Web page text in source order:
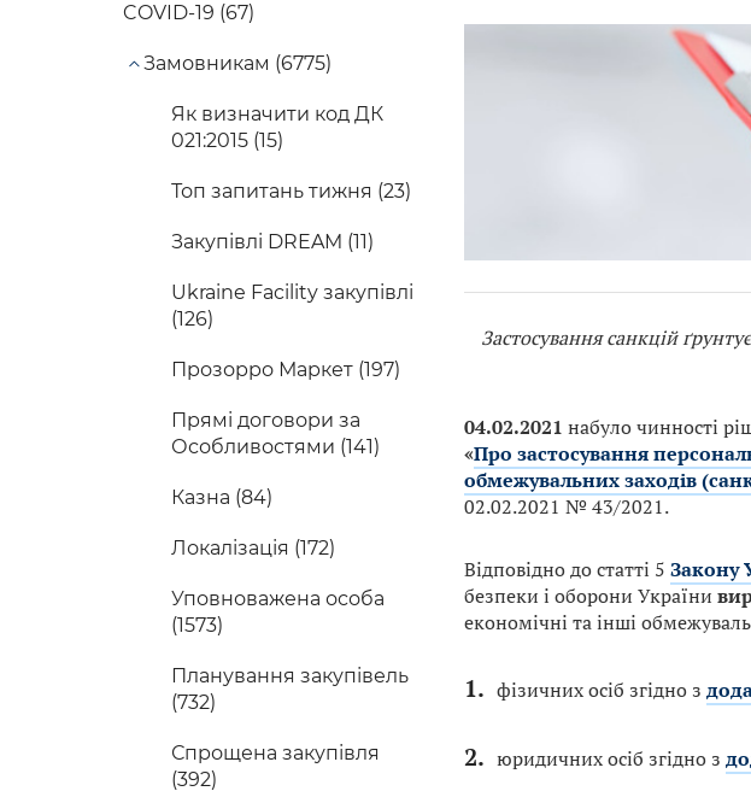
COVID-19 (67)
Замовникам (6775)
Як визначити код ДК
021:2015 (15)
Топ запитань тижня (23)
Закупівлі DREAM (11)
Ukraine Facility закупівлі
(126)
Прозорро Маркет (197)
Прямі договори за
Особливостями (141)
Казна (84)
Локалізація (172)
Уповноважена особа
(1573)
Планування закупівель
(732)
Спрощена закупівля
(392)
Застосування санкцій
04.02.2021 набуло чинності
«Про застосування
обмежувальних заходів
02.02.2021 № 43/2021.
Відповідно до статті 5 Закону
безпеки і оборони України
економічні та інші
фізичних осіб згідно з
юридичних осіб згідно з